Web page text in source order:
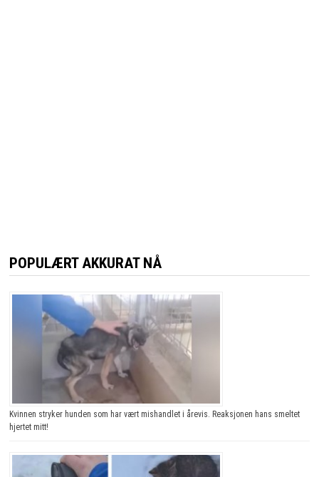
POPULÆRT AKKURAT NÅ
Kvinnen stryker hunden som har vært mishandlet i årevis. Reaksjonen hans smeltet
hjertet mitt!